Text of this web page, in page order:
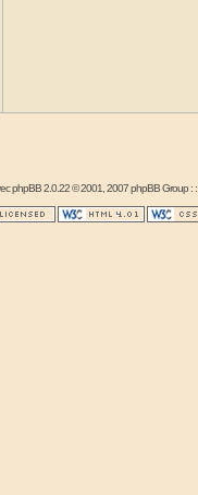
phpBB2.0.22 © 2001, 2007 phpBB Group : :